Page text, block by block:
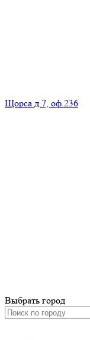
Щорса д.7, оф.236
Выбрать город